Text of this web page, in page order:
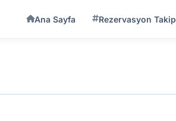
Ana Sayfa Rezervasyon Takip